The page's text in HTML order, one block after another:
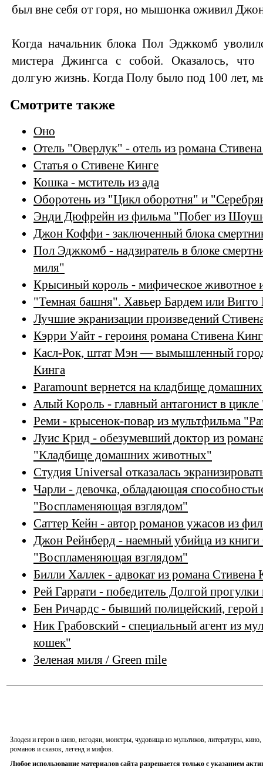
был вне себя от горя, но мышонка оживил
Когда начальник блока Пол Эджкомб
мистера Джингса с собой. Оказалось,
долгую жизнь. Когда Полу было под 100 лет,
Смотрите также
Оно
Отель "Оверлук" - отель из романа
Статья о Стивене Кинге
Кошка - мститель из ада
Оборотень из "Цикл оборотня" и
Энди Дюфрейн из фильма "Побег из
Джон Коффи - заключенный блока
Пол Эджкомб - надзиратель в блоке
миля"
Крысиный король - мифическое животное
"Темная башня". Хавьер Бардем или Вигго
Лучшие экранизации произведений
Кэрри Уайт - героиня романа Стивена
Касл-Рок, штат Мэн — вымышленный город
Кинга
Paramount вернется на кладбище
Алый Король - главный антагонист в
Реми - крысенок-повар из мультфильма
Луис Крид - обезумевший доктор из
"Кладбище домашних животных"
Студия Universal отказалась
Чарли - девочка, обладающая
"Воспламеняющая взглядом"
Саттер Кейн - автор романов ужасов из
Джон Рейнберд - наемный убийца из книги
"Воспламеняющая взглядом"
Билли Халлек - адвокат из романа
Рей Гаррати - победитель Долгой
Бен Ричардс - бывший полицейский,
Ник Грабовский - специальный агент из
кошек"
Зеленая миля / Green mile
Злодеи и герои в кино, негодяи, монстры, чудовища из мультиков, литературы,
романов и сказок, легенд и мифов.
Любое использование материалов сайта разрешается только с указанием